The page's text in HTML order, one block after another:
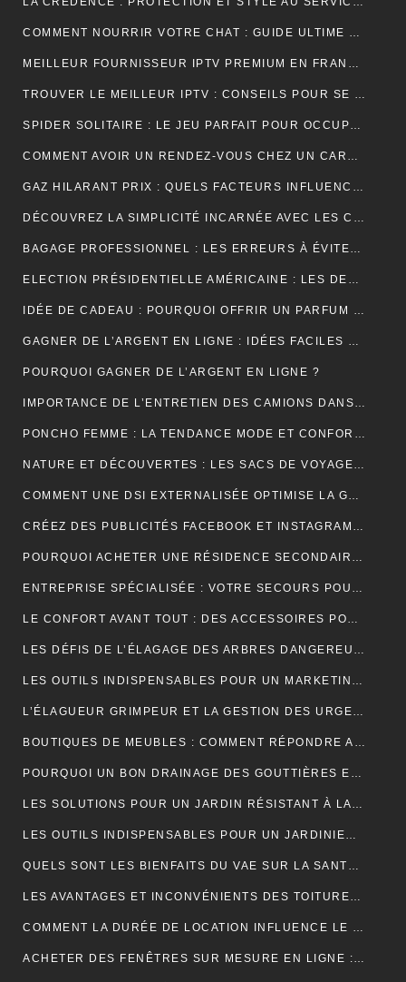
COMMENT NOURRIR VOTRE CHAT : GUIDE ULTIME SUR LA NUTRITION ADAPTÉE ET OPTIMALE
MEILLEUR FOURNISSEUR IPTV PREMIUM EN FRANCE : UNE EXPÉRIENCE TÉLÉVISUELLE SUR MESURE
TROUVER LE MEILLEUR IPTV : CONSEILS POUR SE RETROUVER PLUS FACILEMENT
SPIDER SOLITAIRE : LE JEU PARFAIT POUR OCCUPER VOTRE TEMPS LIBRE ET STIMULER VOTRE CERVEAU !
COMMENT AVOIR UN RENDEZ-VOUS CHEZ UN CARDIOLOGUE À FÈS ?
GAZ HILARANT PRIX : QUELS FACTEURS INFLUENCENT SON COÛT ET OÙ LE TROUVER AU MEILLEUR TARIF ?
DÉCOUVREZ LA SIMPLICITÉ INCARNÉE AVEC LES CRÉDENCES DE CUISINE EFFET MARBRE
BAGAGE PROFESSIONNEL : LES ERREURS À ÉVITER POUR UN LOOK RAFFINÉ
ELECTION PRÉSIDENTIELLE AMÉRICAINE : LES DEUX CAMPS SONT RELIÉS PAR LEURS CRAINTES
IDÉE DE CADEAU : POURQUOI OFFRIR UN PARFUM POUR UN ANNIVERSAIRE ?
GAGNER DE L’ARGENT EN LIGNE : IDÉES FACILES ET ACCESSIBLES POUR DÉBUTANTS
POURQUOI GAGNER DE L’ARGENT EN LIGNE ?
IMPORTANCE DE L’ENTRETIEN DES CAMIONS DANS LE MONDE DU TRANSPORT ROUTIER
PONCHO FEMME : LA TENDANCE MODE ET CONFORT POUR L’HIVER
NATURE ET DÉCOUVERTES : LES SACS DE VOYAGE À COMPRESSION POUR OPTIMISER CHAQUE AVENTURE
COMMENT UNE DSI EXTERNALISÉE OPTIMISE LA GESTION DE VOTRE SYSTÈME D’INFORMATION ?
CRÉEZ DES PUBLICITÉS FACEBOOK ET INSTAGRAM EFFICACES POUR VOTRE BUSINESS
POURQUOI ACHETER UNE RÉSIDENCE SECONDAIRE DANS LA STATION BALNÉAIRE DE PORTICCIO EN CORSE DU SUD, DANS LE GOLFE D’AJACCIO ?
ENTREPRISE SPÉCIALISÉE : VOTRE SECOURS POUR FACILITER VOTRE DÉMÉNAGEMENT
LE CONFORT AVANT TOUT : DES ACCESSOIRES POUR JOUER PENDANT DES HEURES
LES DÉFIS DE L’ÉLAGAGE DES ARBRES DANGEREUX EN MILIEU RÉSIDENTIEL
LES OUTILS INDISPENSABLES POUR UN MARKETING DIGITAL RÉUSSI
L’ÉLAGUEUR GRIMPEUR ET LA GESTION DES URGENCES SUR LES ARBRES DANGEREUX
BOUTIQUES DE MEUBLES : COMMENT RÉPONDRE AUX EXIGENCES DES CLIENTS POINTILLEUX ?
POURQUOI UN BON DRAINAGE DES GOUTTIÈRES EST ESSENTIEL POUR VOTRE MAISON ?
LES SOLUTIONS POUR UN JARDIN RÉSISTANT À LA SÉCHERESSE
LES OUTILS INDISPENSABLES POUR UN JARDINIER PROFESSIONNEL
QUELS SONT LES BIENFAITS DU VAE SUR LA SANTÉ ?
LES AVANTAGES ET INCONVÉNIENTS DES TOITURES EN BARDEAUX
COMMENT LA DURÉE DE LOCATION INFLUENCE LE PRIX D’UNE BENNE ?
ACHETER DES FENÊTRES SUR MESURE EN LIGNE : GUIDE ET ASTUCES